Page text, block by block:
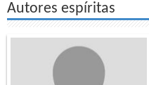
Autores espíritas